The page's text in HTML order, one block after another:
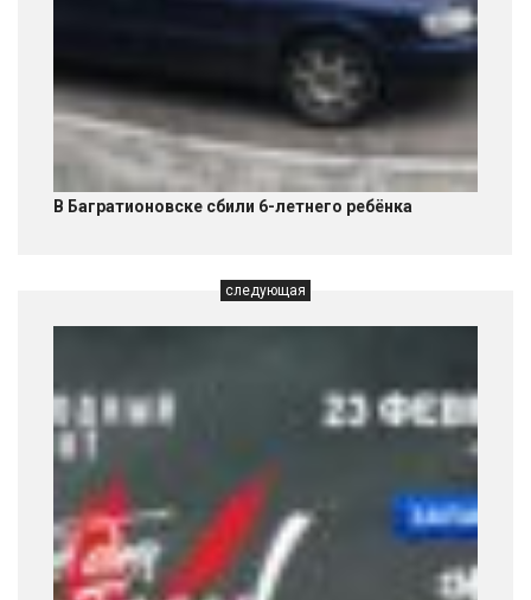
В Багратионовске сбили 6-летнего ребёнка
следующая